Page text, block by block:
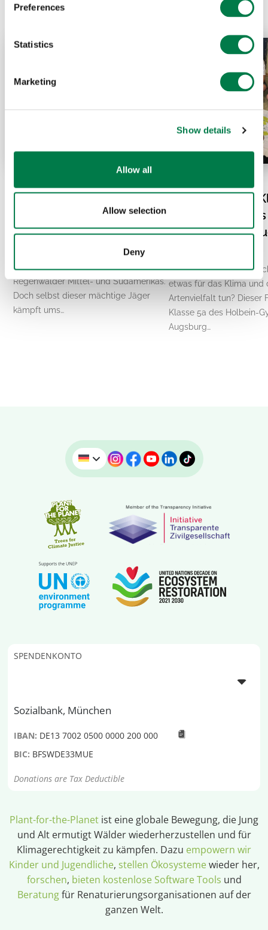
Preferences
Statistics
Marketing
Show details
Allow all
Allow selection
Deny
Balam Beh in Mexiko:
Warum der Jaguar einen
Korridor braucht
Der Jaguar ist die größte Raubkatze
Amerikas und ein Symbol für die wilden
Regenwälder Mittel- und Südamerikas.
Doch selbst dieser mächtige Jäger
kämpft ums…
Gemeinsam für
Biodiversität:
Gymnasium in
Wie können junge
etwas für das Klima und
Artenvielfalt tun? Dieser
Klasse 5a des Holbein-
Augsburg…
SPENDENKONTO
Sozialbank, München
IBAN: DE13 7002 0500 0000 200 000
BIC: BFSWDE33MUE
Donations are Tax Deductible
Plant-for-the-Planet ist eine globale Bewegung, die Jung
und Alt ermutigt Wälder wiederherzustellen und für
Klimagerechtigkeit zu kämpfen. Dazu empowern wir
Kinder und Jugendliche, stellen Ökosystemewieder her,
forschen, bieten kostenlose Software Tools und
Beratungfür Renaturierungsorganisationen auf der
ganzen Welt.